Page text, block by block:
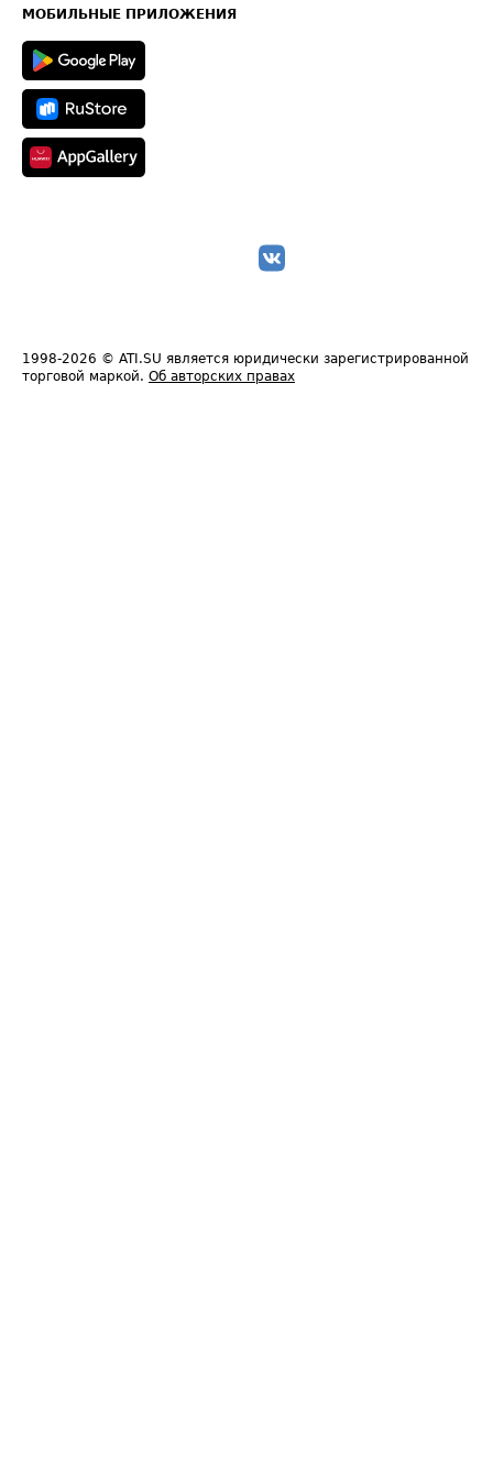
Техническая информация
МОБИЛЬНЫЕ ПРИЛОЖЕНИЯ
1998-2026 © ATI.SU является юридически зарегистрированной
торговой маркой. Об авторских правах